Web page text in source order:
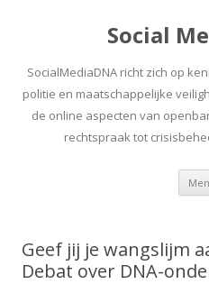
Social
SocialMediaDNA richt zich op
politie en maatschappelijke
de online aspecten van
rechtspraak tot
Geef jij je wangslijm
Debat over DNA-